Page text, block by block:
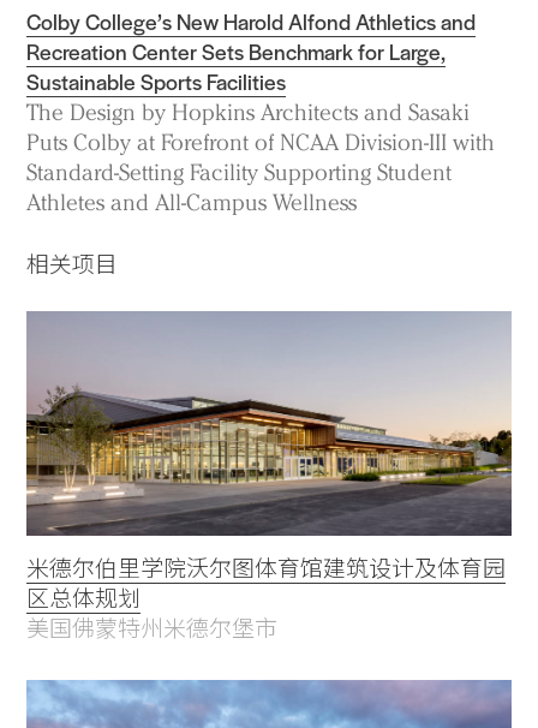
Colby College’s New Harold Alfond Athletics and
Recreation Center Sets Benchmark for Large,
Sustainable Sports Facilities
The Design by Hopkins Architects and Sasaki
Puts Colby at Forefront of NCAA Division-III with
Standard-Setting Facility Supporting Student
Athletes and All-Campus Wellness
相关项目
米德尔伯里学院沃尔图体育馆建筑设计及体育园
区总体规划
美国佛蒙特州米德尔堡市